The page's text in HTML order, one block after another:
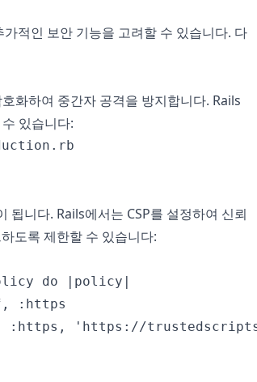
적인 보안 기능을 고려할 수 있습니다. 다
화하여 중간자 공격을 방지합니다. Rails
있습니다:
됩니다. Rails에서는 CSP를 설정하여 신뢰
도록 제한할 수 있습니다:
do |policy|
:https
:https, 'https://